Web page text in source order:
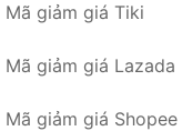
Mã giảm giá Tiki
Mã giảm giá Lazada
Mã giảm giá Shopee